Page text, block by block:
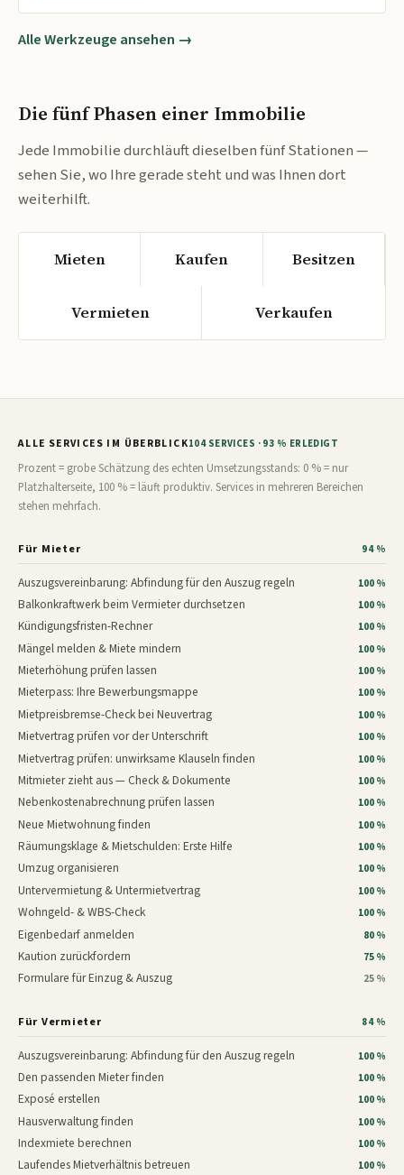
Alle Werkzeuge ansehen →
Die fünf Phasen einer Immobilie
Jede Immobilie durchläuft dieselben fünf Stationen —
sehen Sie, wo Ihre gerade steht und was Ihnen dort
weiterhilft.
Mieten Kaufen Besitzen
Vermieten Verkaufen
ALLE SERVICES IM ÜBERBLICK104 SERVICES · 93 % ERLEDIGT
Prozent = grobe Schätzung des echten Umsetzungsstands: 0 % = nur
Platzhalterseite, 100 % = läuft produktiv. Services in mehreren Bereichen
stehen mehrfach.
Für Mieter 94 %
Auszugsvereinbarung: Abfindung für den Auszug regeln 100 %
Balkonkraftwerk beim Vermieter durchsetzen 100 %
Kündigungsfristen-Rechner 100 %
Mängel melden & Miete mindern 100 %
Mieterhöhung prüfen lassen 100 %
Mieterpass: Ihre Bewerbungsmappe 100 %
Mietpreisbremse-Check bei Neuvertrag 100 %
Mietvertrag prüfen vor der Unterschrift 100 %
Mietvertrag prüfen: unwirksame Klauseln finden 100 %
Mitmieter zieht aus — Check & Dokumente 100 %
Nebenkostenabrechnung prüfen lassen 100 %
Neue Mietwohnung finden 100 %
Räumungsklage & Mietschulden: Erste Hilfe 100 %
Umzug organisieren 100 %
Untervermietung & Untermietvertrag 100 %
Wohngeld- & WBS-Check 100 %
Eigenbedarf anmelden 80 %
Kaution zurückfordern 75 %
Formulare für Einzug & Auszug 25 %
Für Vermieter 84 %
Auszugsvereinbarung: Abfindung für den Auszug regeln 100 %
Den passenden Mieter finden 100 %
Exposé erstellen 100 %
Hausverwaltung finden 100 %
Indexmiete berechnen 100 %
Laufendes Mietverhältnis betreuen 100 %